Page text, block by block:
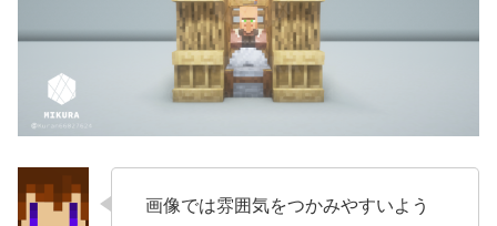
画像では雰囲気をつかみやすいよう